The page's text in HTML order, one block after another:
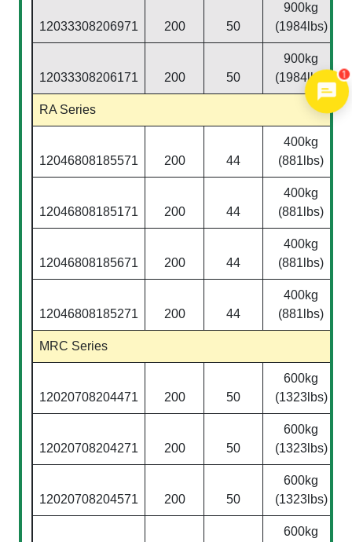
12033308206971 200 50
900kg
(1984lbs)
12033308206171 200 50
900kg
(1984lbs)
RA Series
12046808185571 200 44
400kg
(881lbs)
12046808185171 200 44
400kg
(881lbs)
12046808185671 200 44
400kg
(881lbs)
12046808185271 200 44
400kg
(881lbs)
MRC Series
12020708204471 200 50
600kg
(1323lbs)
12020708204271 200 50
600kg
(1323lbs)
12020708204571 200 50
600kg
(1323lbs)
600kg
1